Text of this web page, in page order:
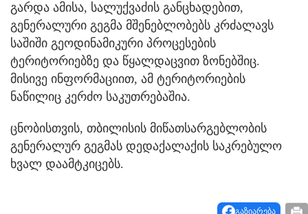
გარდა ამისა, სალუქვაძის განცხადებით,
გენერალური გეგმა მშენებლობებს კრძალავს
საშიში გეოდინამიკური პროცესების
ტერიტორიებზე და წყალდაცვით ზონებშიც.
მისივე ინფორმაციით, ამ ტერიტორიების
ნაწილიც კერძო საკუთრებაშია.
ცნობისთვის, თბილისის მიწათსარგებლობის
გენერალურ გეგმას დედაქალაქის საკრებულო
ხვალ დაამტკიცებს.
გაზიარება